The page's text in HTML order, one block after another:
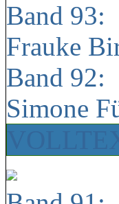
Band 93:
Frauke
Band 92:
Simone